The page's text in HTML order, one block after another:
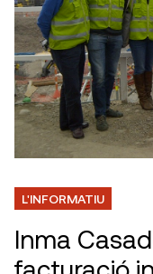
L'INFORMATIU
Inma